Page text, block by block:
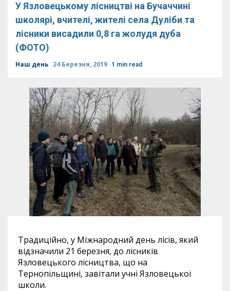
У Язловецькому лісництві на Бучаччині
школярі, вчителі, жителі села Дуліби та
лісники висадили 0,8 га жолудя дуба
(ФОТО)
Наш день 24 Березня, 2019 1 min read
Традиційно, у Міжнародний день лісів, який
відзначили 21 березня, до лісників
Язловецького лісництва, що на
Тернопільщині, завітали учні Язловецької
школи.